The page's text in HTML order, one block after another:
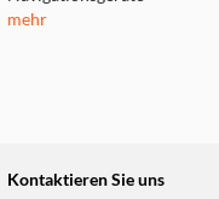
mehr
Kontaktieren Sie uns